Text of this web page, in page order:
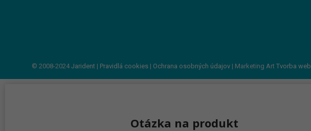
© 2008-2024Jarident | Pravidlá cookies | Ochrana osobných údajov | Marketing Art Tvorba
Otázka na produkt